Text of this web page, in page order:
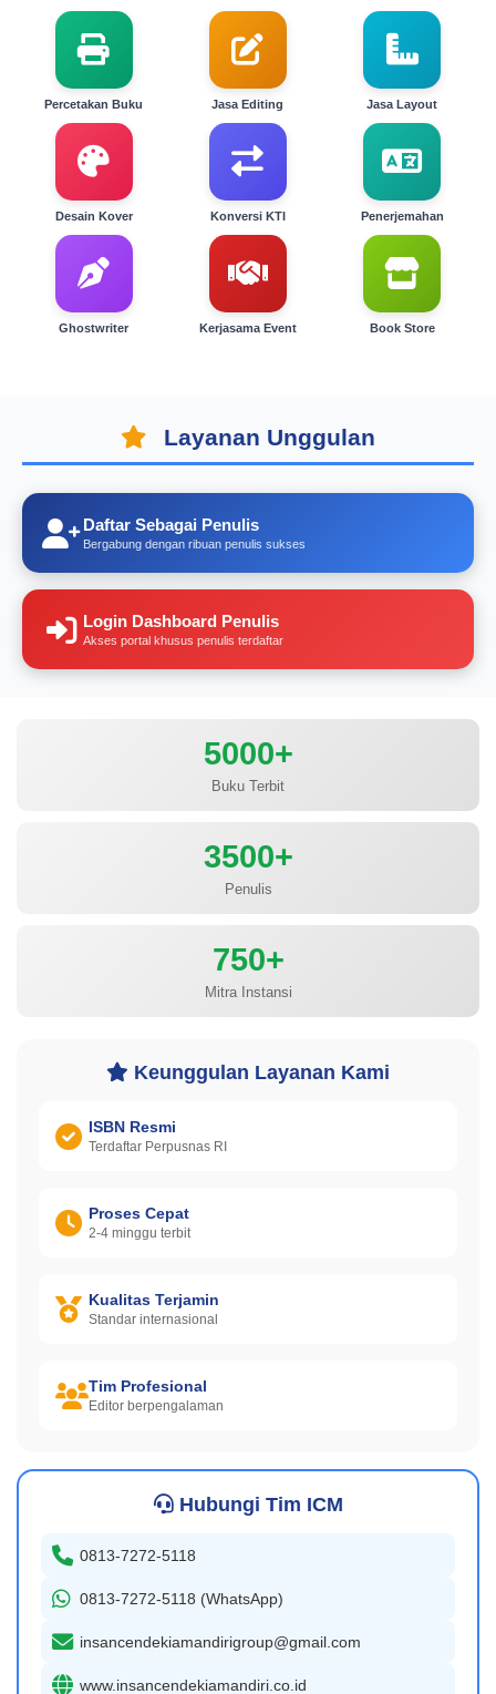
Percetakan Buku Jasa Editing Jasa Layout
Desain Kover Konversi KTI Penerjemahan
Ghostwriter Kerjasama Event Book Store
Layanan Unggulan
Daftar Sebagai Penulis
Bergabung dengan ribuan penulis sukses
Login Dashboard Penulis
Akses portal khusus penulis terdaftar
5000+
Buku Terbit
3500+
Penulis
750+
Mitra Instansi
Keunggulan Layanan Kami
ISBN Resmi
Terdaftar Perpusnas RI
Proses Cepat
2-4 minggu terbit
Kualitas Terjamin
Standar internasional
Tim Profesional
Editor berpengalaman
Hubungi Tim ICM
0813-7272-5118
0813-7272-5118 (WhatsApp)
insancendekiamandirigroup@gmail.com
www.insancendekiamandiri.co.id